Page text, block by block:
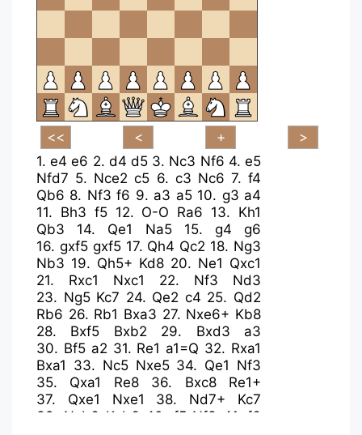
1.e4 e6 2. d4 d5 3. Nc3 Nf6 4.e5
Nfd7 5. Nce2 c5 6. c3 Nc6 7. f4
Qb6 8. Nf3 f6 9. a3 a5 10. g3 a4
11. Bh3 f5 12. O-O Ra6 13. Kh1
Qb3
14. Qe1 Na5 15. g4
g6
16. gxf5 gxf5 17. Qh4 Qc2 18. Ng3
Nb3 19. Qh5+ Kd8 20. Ne1 Qxc1
21. Rxc1 Nxc1 22. Nf3
Nd3
23. Ng5 Kc7 24. Qe2 c4 25. Qd2
Rb6 26. Rb1 Bxa3 27. Nxe6+ Kb8
28. Bxf5 Bxb2 29. Bxd3
a3
30. Bf5 a2 31. Re1 a1=Q 32. Rxa1
Bxa1 33. Nc5 Nxe5 34. Qe1 Nf3
35. Qxa1 Re8 36. Bxc8
Re1+
37. Qxe1 Nxe1 38. Nd7+
Kc7
39. Nxb6 Kxb6 40. f5 Nf3 41. f6